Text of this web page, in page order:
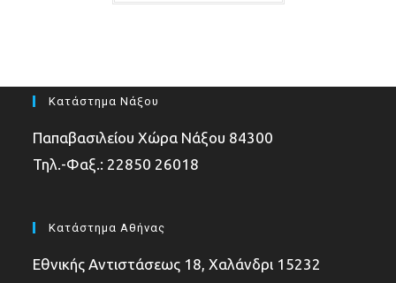
Κατάστημα Νάξου
Παπαβασιλείου Χώρα Νάξου 84300
Τηλ.-Φαξ.: 22850 26018
Κατάστημα Αθήνας
Εθνικής Αντιστάσεως 18, Χαλάνδρι 15232